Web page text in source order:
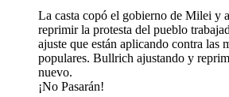
La casta copó el gobierno de Milei y
reprimir la protesta del pueblo
ajuste que están aplicando contra las
populares. Bullrich ajustando y
nuevo.
¡No Pasarán!